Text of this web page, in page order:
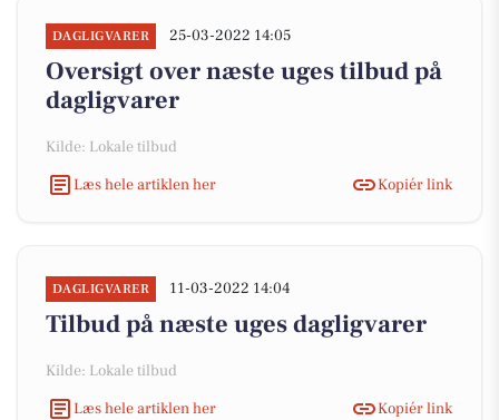
DAGLIGVARER 25-03-2022 14:05
Oversigt over næste uges tilbud på
dagligvarer
Kilde: Lokale tilbud
Læs hele artiklen her
Kopiér link
DAGLIGVARER 11-03-2022 14:04
Tilbud på næste uges dagligvarer
Kilde: Lokale tilbud
Læs hele artiklen her
Kopiér link